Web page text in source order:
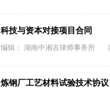
科技与资本对接项目合同
编辑： 湖南中湘吉律师事务所
炼钢厂工艺材料试验技术协议